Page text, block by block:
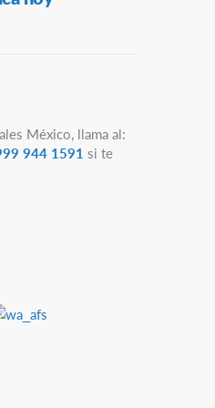
México, llama al:
944 1591 si te